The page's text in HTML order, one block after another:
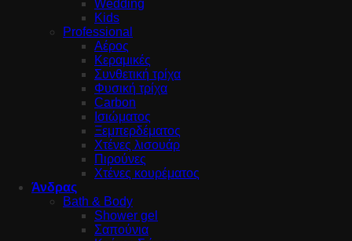
Wedding
Kids
Professional
Αέρος
Κεραμικές
Συνθετική τρίχα
Φυσική τρίχα
Carbon
Ισιώματος
Ξεμπερδέματος
Χτένες λισουάρ
Πιρούνες
Χτένες κουρέματος
Άνδρας
Bath & Body
Shower gel
Σαπούνια